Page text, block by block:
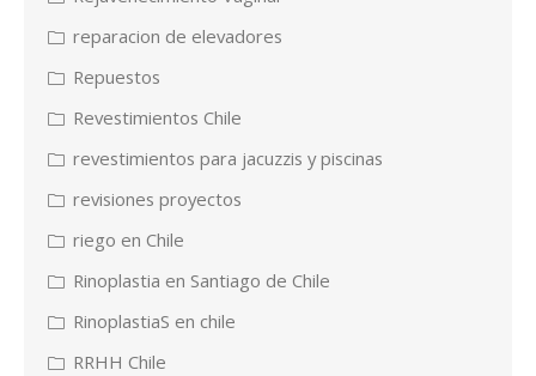
reparacion de elevadores
Repuestos
Revestimientos Chile
revestimientos para jacuzzis y piscinas
revisiones proyectos
riego en Chile
Rinoplastia en Santiago de Chile
RinoplastiaS en chile
RRHH Chile